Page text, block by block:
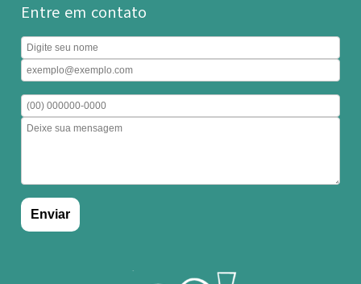
Entre em contato